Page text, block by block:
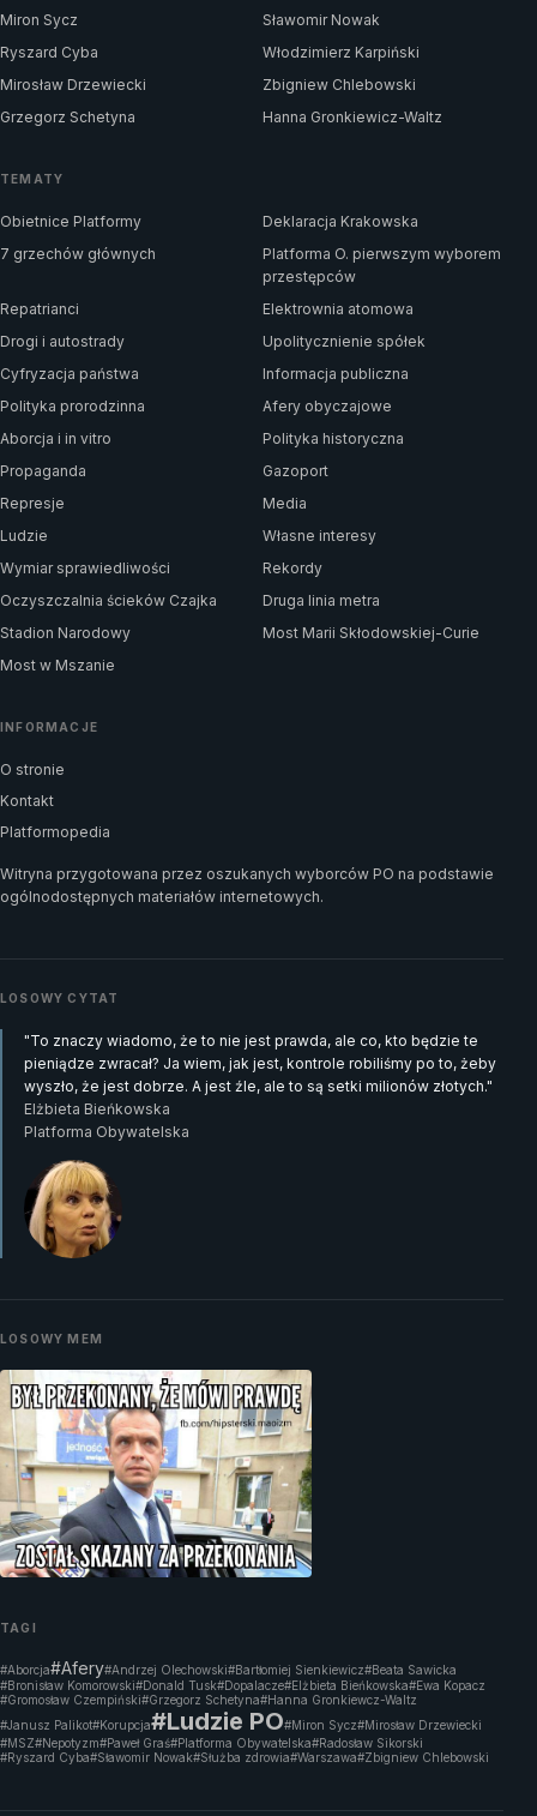
Miron Sycz
Sławomir Nowak
Ryszard Cyba
Włodzimierz Karpiński
Mirosław Drzewiecki
Zbigniew Chlebowski
Grzegorz Schetyna
Hanna Gronkiewicz-Waltz
TEMATY
Obietnice Platformy
Deklaracja Krakowska
7 grzechów głównych
Platforma O. pierwszym wyborem
przestępców
Repatrianci
Elektrownia atomowa
Drogi i autostrady
Upolitycznienie spółek
Cyfryzacja państwa
Informacja publiczna
Polityka prorodzinna
Afery obyczajowe
Aborcja i in vitro
Polityka historyczna
Propaganda
Gazoport
Represje
Media
Ludzie
Własne interesy
Wymiar sprawiedliwości
Rekordy
Oczyszczalnia ścieków Czajka
Druga linia metra
Stadion Narodowy
Most Marii Skłodowskiej-Curie
Most w Mszanie
INFORMACJE
O stronie
Kontakt
Platformopedia
Witryna przygotowana przez oszukanych wyborców PO na podstawie
ogólnodostępnych materiałów internetowych.
LOSOWY CYTAT
"To znaczy wiadomo, że to nie jest prawda, ale co, kto będzie te
pieniądze zwracał? Ja wiem, jak jest, kontrole robiliśmy po to, żeby
wyszło, że jest dobrze. A jest źle, ale to są setki milionów złotych."
Elżbieta Bieńkowska
Platforma Obywatelska
LOSOWY MEM
TAGI
#Aborcja#Afery#Andrzej Olechowski#Bartłomiej Sienkiewicz#Beata Sawicka
#Bronisław Komorowski#Donald Tusk#Dopalacze#Elżbieta Bieńkowska#Ewa Kopacz
#Gromosław Czempiński#Grzegorz Schetyna#Hanna Gronkiewcz-Waltz
#Janusz Palikot#Korupcja#Ludzie PO#Miron Sycz#Mirosław Drzewiecki
#MSZ#Nepotyzm#Paweł Graś#Platforma Obywatelska#Radosław Sikorski
#Ryszard Cyba#Sławomir Nowak#Służba zdrowia#Warszawa#Zbigniew Chlebowski